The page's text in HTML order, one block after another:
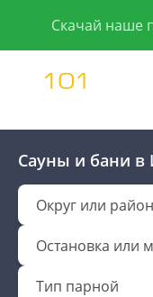
Скачай наше
Сауны и бани в
Округ или район
Остановка или
Тип парной